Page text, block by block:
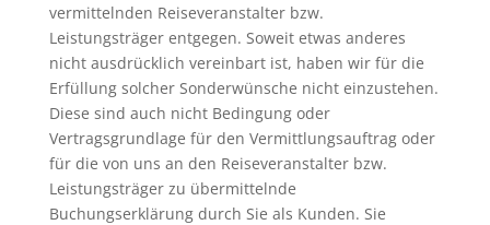
vermittelnden Reiseveranstalter bzw.
Leistungsträger entgegen. Soweit etwas anderes
nicht ausdrücklich vereinbart ist, haben wir für die
Erfüllung solcher Sonderwünsche nicht einzustehen.
Diese sind auch nicht Bedingung oder
Vertragsgrundlage für den Vermittlungsauftrag oder
für die von uns an den Reiseveranstalter bzw.
Leistungsträger zu übermittelnde
Buchungserklärung durch Sie als Kunden. Sie